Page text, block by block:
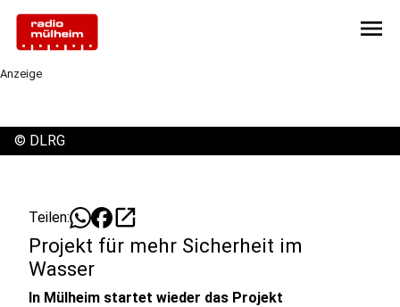
menu
Anzeige
© DLRG
Teilen: open_in_new
Projekt für mehr Sicherheit im
Wasser
In Mülheim startet wieder das Projekt